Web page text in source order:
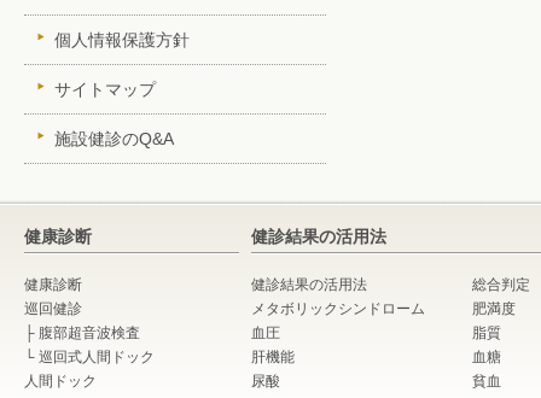
個人情報保護方針
サイトマップ
施設健診のQ&A
健康診断
健康診断
巡回健診
├ 腹部超音波検査
└ 巡回式人間ドック
人間ドック
健診結果の活用法
健診結果の活用法
総合判定
メタボリックシンドローム
肥満度
血圧
脂質
肝機能
血糖
尿酸
貧血